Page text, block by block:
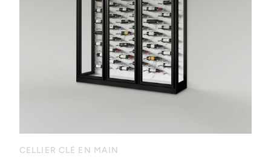
CELLIER CLÉ EN MAIN